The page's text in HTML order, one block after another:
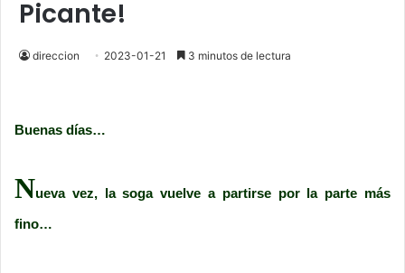
Picante!
direccion 2023-01-21 3 minutos de lectura
Buenas días…
Nueva vez, la soga vuelve a partirse por la parte más
fino…